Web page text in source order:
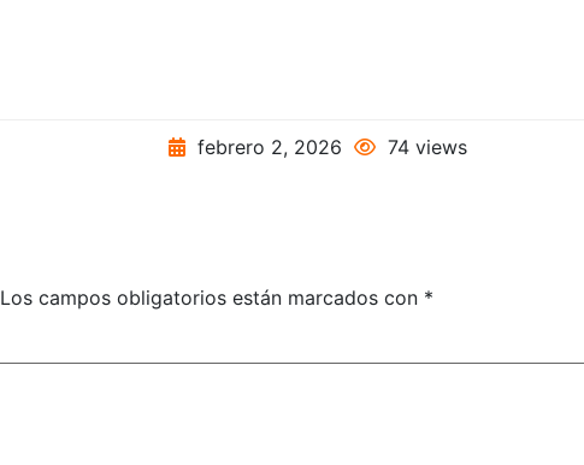
febrero 2, 2026 74 views
Los campos obligatorios están marcados con *